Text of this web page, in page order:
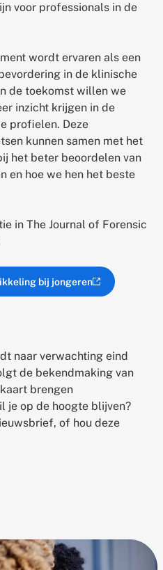
voor professionals in de
wordt ervaren als een
in de klinische
de toekomst willen we
inzicht krijgen in de
profielen. Deze
kunnen samen met het
het beter beoordelen van
en hoe we hen het beste
in The Journal of Forensic
bij jongeren(externe link)
naar verwachting eind
de bekendmaking van
brengen
je op de hoogte blijven?
of hou deze